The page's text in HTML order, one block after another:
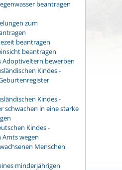
beantragen
zum
beantragen
beantragen
Adoptiveltern bewerben
Kindes -
Kindes -
schwachen in eine starke
Kindes -
wegen
Menschen
minderjährigen